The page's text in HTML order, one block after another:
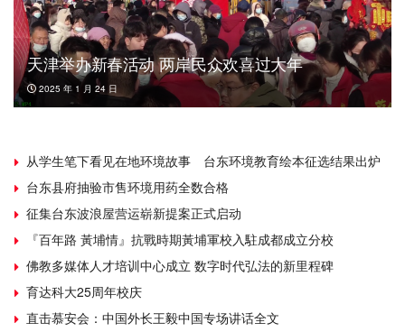
天津举办新春活动 两岸民众欢喜过大年
2025 年 1 月 24 日
从学生笔下看见在地环境故事 台东环境教育绘本征选结果出炉
台东县府抽验市售环境用药全数合格
征集台东波浪屋营运崭新提案正式启动
『百年路 黃埔情』抗戰時期黃埔軍校入駐成都成立分校
佛教多媒体人才培训中心成立 数字时代弘法的新里程碑
育达科大25周年校庆
直击慕安会：中国外长王毅中国专场讲话全文